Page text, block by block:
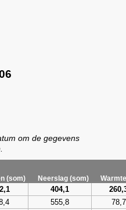
om de gegevens
(som) Neerslag (som)
404,1
555,8 78,7